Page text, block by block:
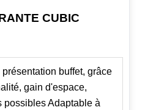
CUBIC
buffet, grâce
gain d'espace,
possibles Adaptable à